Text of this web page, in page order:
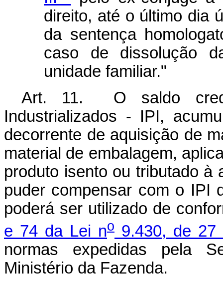
direito, até o último dia
da sentença
caso de dissolução
unidade familiar."
Art. 11. O saldo
Industrializados - IPI,
decorrente de aquisição de
material de embalagem,
produto isento ou tributado à
puder compensar com o IPI
poderá ser utilizado de
e 74 da Lei no 9.430, de 27
normas expedidas pela
Ministério da Fazenda.